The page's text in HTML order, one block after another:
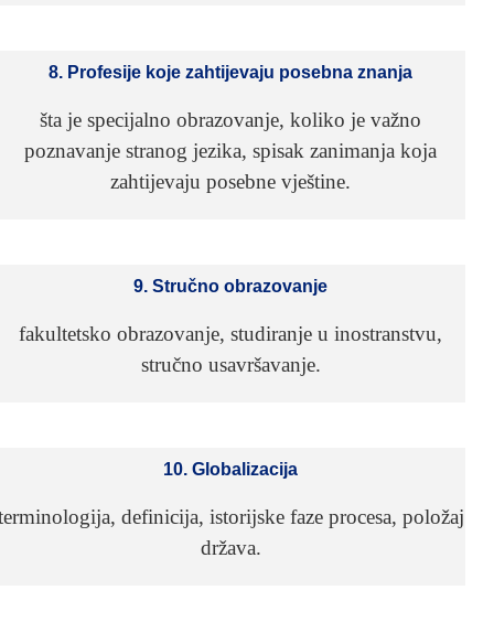
8. Profesije koje zahtijevaju posebna znanja
šta je specijalno obrazovanje, koliko je važno
poznavanje stranog jezika, spisak zanimanja koja
zahtijevaju posebne vještine.
9. Stručno obrazovanje
fakultetsko obrazovanje, studiranje u inostranstvu,
stručno usavršavanje.
10. Globalizacija
definicija, istorijske faze procesa, položaj
država.